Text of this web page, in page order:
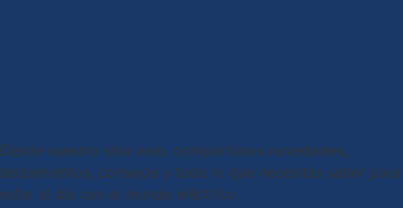
Desde nuestro sitio web, compartimos novedades,
lanzamientos, consejos y todo lo que necesitás saber para
estar al día con el mundo eléctrico.